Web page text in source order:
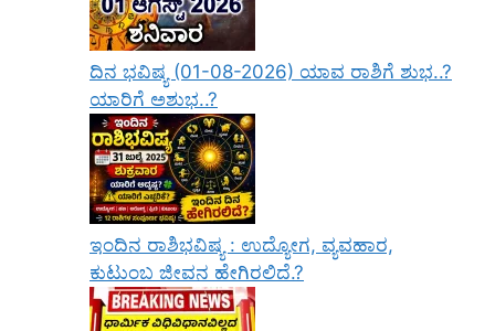
ದಿನ ಭವಿಷ್ಯ (01-08-2026) ಯಾವ ರಾಶಿಗೆ ಶುಭ..?
ಯಾರಿಗೆ ಅಶುಭ..?
ಇಂದಿನ ರಾಶಿಭವಿಷ್ಯ : ಉದ್ಯೋಗ, ವ್ಯವಹಾರ,
ಕುಟುಂಬ ಜೀವನ ಹೇಗಿರಲಿದೆ.?